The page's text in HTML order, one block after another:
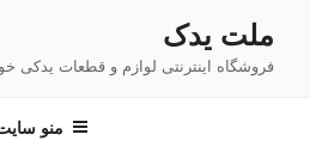
محتوا
ملت یدک
فروشگاه اینترنتی لوازم و قطعات یدکی
منو